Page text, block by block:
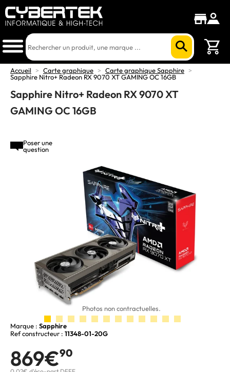
Accueil > Carte graphique > Carte graphique Sapphire >
Sapphire Nitro+ Radeon RX 9070 XT GAMING OC 16GB
Sapphire Nitro+ Radeon RX 9070 XT
GAMING OC 16GB
Poser une
question
Photos non contractuelles.
Marque : Sapphire
Ref constructeur : 11348-01-20G
869€90